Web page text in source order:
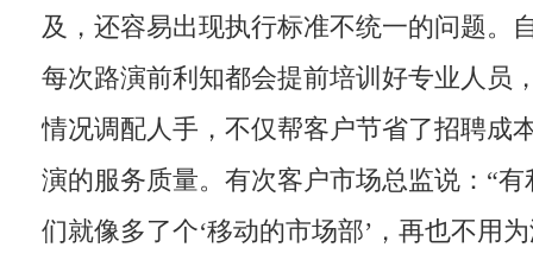
及，还容易出现执行标准不统一的问题。
每次路演前利知都会提前培训好专业人员
情况调配人手，不仅帮客户节省了招聘成
演的服务质量。有次客户市场总监说：“
们就像多了个‘移动的市场部’，再也不用